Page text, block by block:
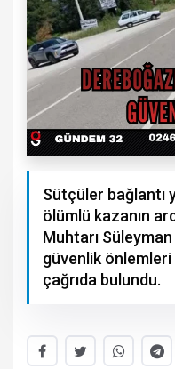
Sütçüler bağlantı
ölümlü kazanın
Muhtarı
güvenlik önlemleri
çağrıda bulundu.